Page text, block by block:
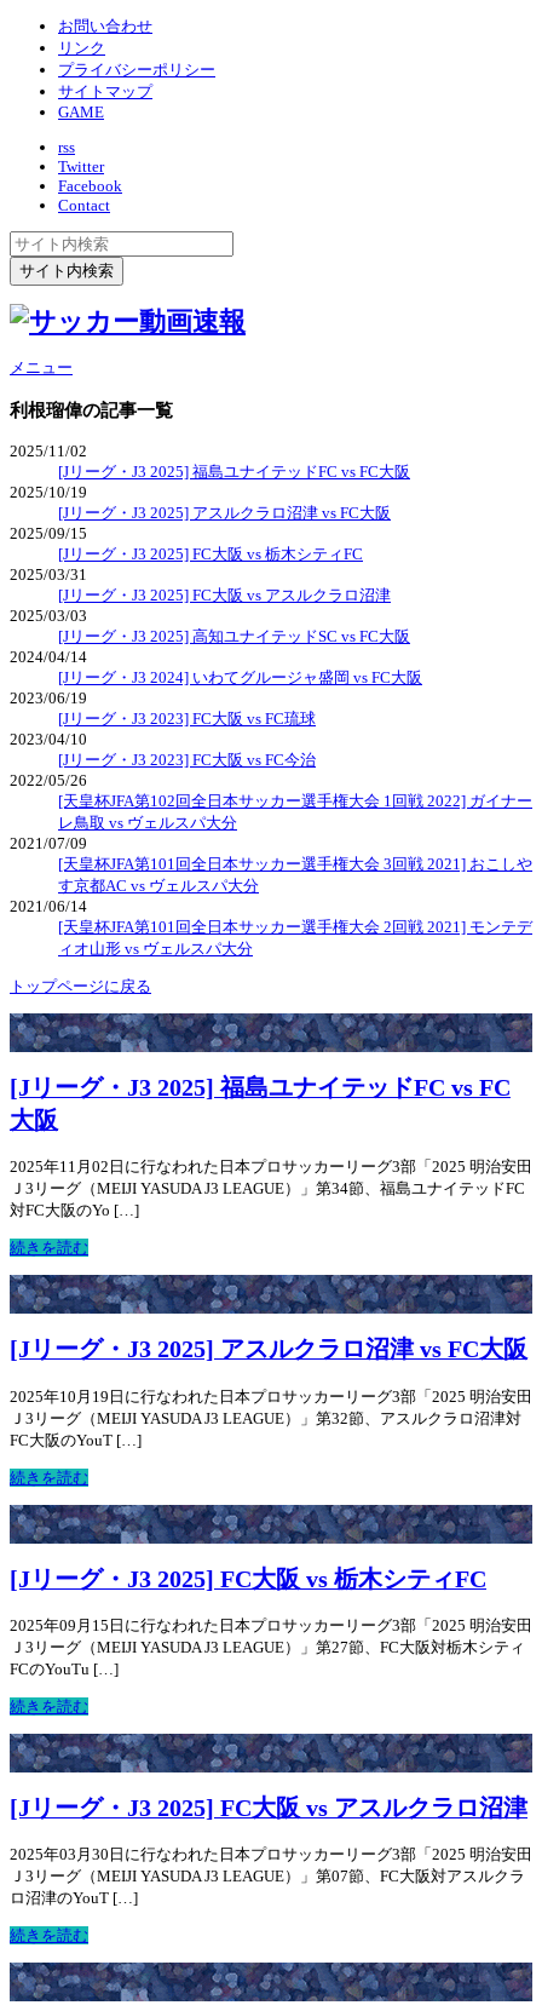
お問い合わせ
リンク
プライバシーポリシー
サイトマップ
GAME
rss
Twitter
Facebook
Contact
メニュー
利根瑠偉の記事一覧
2025/11/02
[Jリーグ・J3 2025] 福島ユナイテッドFC vs FC大阪
2025/10/19
[Jリーグ・J3 2025] アスルクラロ沼津 vs FC大阪
2025/09/15
[Jリーグ・J3 2025] FC大阪 vs 栃木シティFC
2025/03/31
[Jリーグ・J3 2025] FC大阪 vs アスルクラロ沼津
2025/03/03
[Jリーグ・J3 2025] 高知ユナイテッドSC vs FC大阪
2024/04/14
[Jリーグ・J3 2024] いわてグルージャ盛岡 vs FC大阪
2023/06/19
[Jリーグ・J3 2023] FC大阪 vs FC琉球
2023/04/10
[Jリーグ・J3 2023] FC大阪 vs FC今治
2022/05/26
[天皇杯JFA第102回全日本サッカー選手権大会 1回戦 2022] ガイナー
レ鳥取 vs ヴェルスパ大分
2021/07/09
[天皇杯JFA第101回全日本サッカー選手権大会 3回戦 2021] おこしや
す京都AC vs ヴェルスパ大分
2021/06/14
[天皇杯JFA第101回全日本サッカー選手権大会 2回戦 2021] モンテデ
ィオ山形 vs ヴェルスパ大分
トップページに戻る
[Jリーグ・J3 2025] 福島ユナイテッドFC vs FC
大阪
2025年11月02日に行なわれた日本プロサッカーリーグ3部「2025 明治安田
Ｊ3リーグ（MEIJI YASUDA J3 LEAGUE）」第34節、福島ユナイテッドFC
対FC大阪のYo […]
続きを読む
[Jリーグ・J3 2025] アスルクラロ沼津 vs FC大阪
2025年10月19日に行なわれた日本プロサッカーリーグ3部「2025 明治安田
Ｊ3リーグ（MEIJI YASUDA J3 LEAGUE）」第32節、アスルクラロ沼津対
FC大阪のYouT […]
続きを読む
[Jリーグ・J3 2025] FC大阪 vs 栃木シティFC
2025年09月15日に行なわれた日本プロサッカーリーグ3部「2025 明治安田
Ｊ3リーグ（MEIJI YASUDA J3 LEAGUE）」第27節、FC大阪対栃木シティ
FCのYouTu […]
続きを読む
[Jリーグ・J3 2025] FC大阪 vs アスルクラロ沼津
2025年03月30日に行なわれた日本プロサッカーリーグ3部「2025 明治安田
Ｊ3リーグ（MEIJI YASUDA J3 LEAGUE）」第07節、FC大阪対アスルクラ
ロ沼津のYouT […]
続きを読む